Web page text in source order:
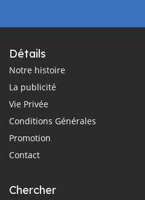
Détails
Notre histoire
La publicité
Vie Privée
Conditions Générales
Promotion
Contact
Chercher